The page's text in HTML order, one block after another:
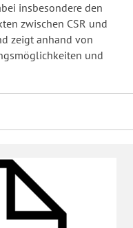
insbesondere den
zwischen CSR und
zeigt anhand von
und